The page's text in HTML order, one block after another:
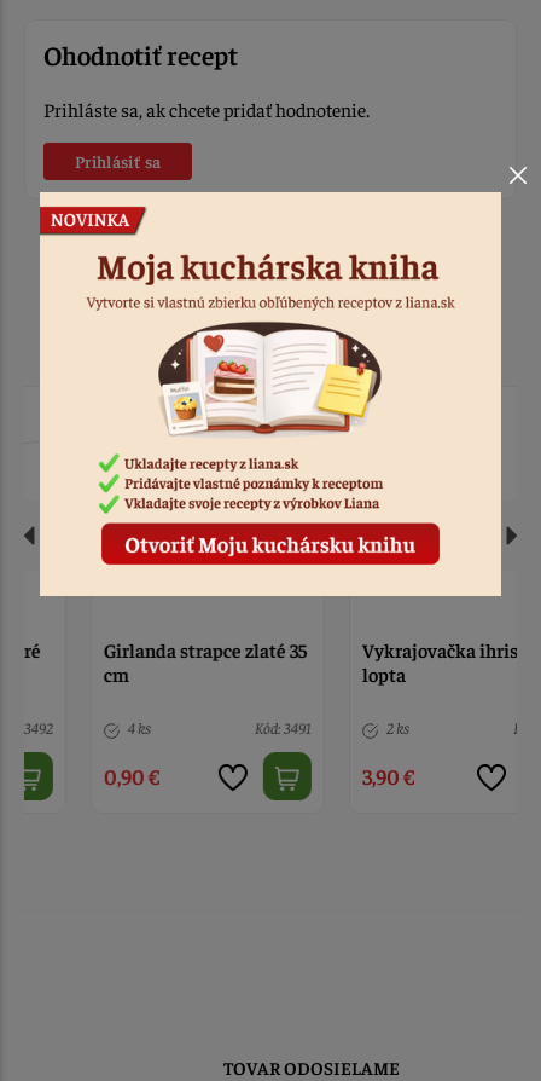
Ohodnotiť recept
Prihláste sa, ak chcete pridať hodnotenie.
Prihlásiť sa
Produkty k receptu
Girlanda strapce zlaté 35
Vykrajovačka ihrisko a
TOVAR ODOSIELAME